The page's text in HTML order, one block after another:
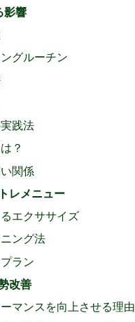
影響
グルーチン
践法
？
関係
レメニュー
エクササイズ
ング法
ラン
改善
マンスを向上させる理由